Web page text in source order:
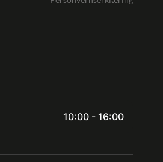
10:00 - 16:00